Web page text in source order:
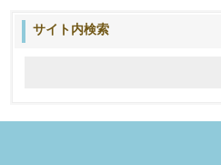
サイト内検索